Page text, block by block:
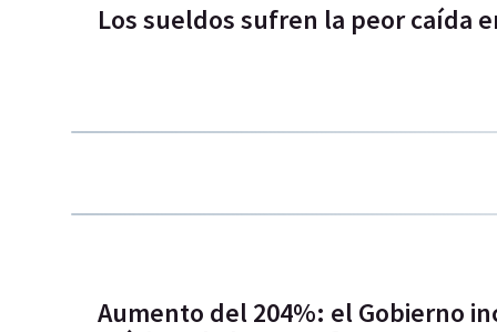
Los sueldos sufren la peor caída
Aumento del 204%: el Gobierno